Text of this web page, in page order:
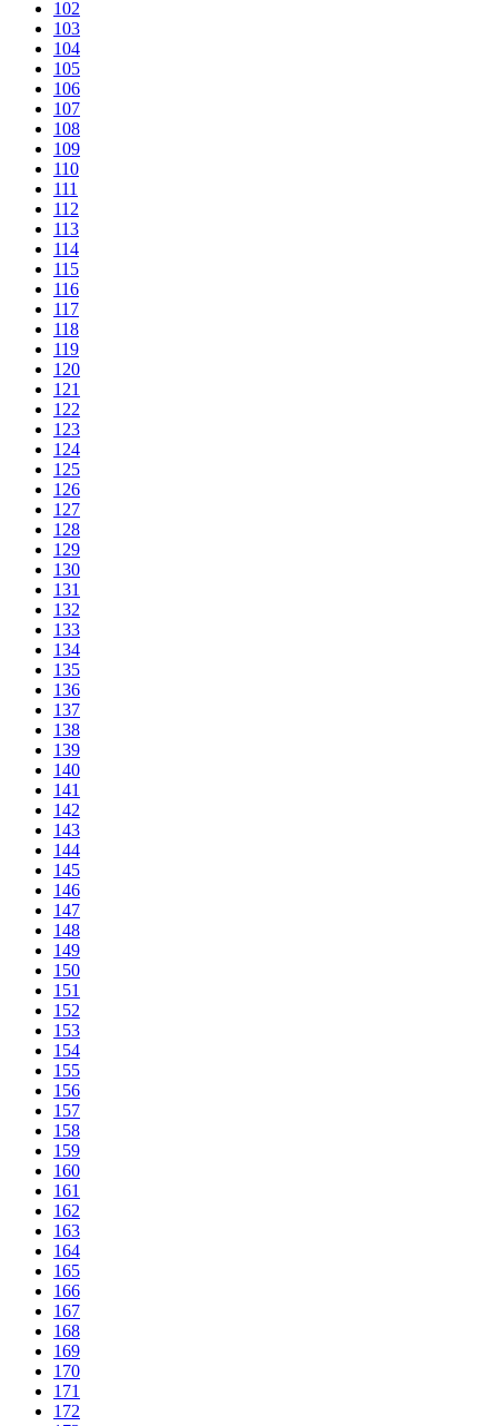
102
103
104
105
106
107
108
109
110
111
112
113
114
115
116
117
118
119
120
121
122
123
124
125
126
127
128
129
130
131
132
133
134
135
136
137
138
139
140
141
142
143
144
145
146
147
148
149
150
151
152
153
154
155
156
157
158
159
160
161
162
163
164
165
166
167
168
169
170
171
172